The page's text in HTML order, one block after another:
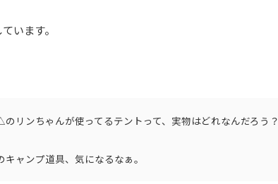
います。
リンちゃんが使ってるテントって、実物はどれなんだろう？
キャンプ道具、気になるなぁ。